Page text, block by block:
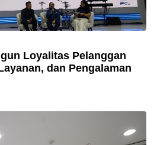
Loyalitas Pelanggan
dan Pengalaman